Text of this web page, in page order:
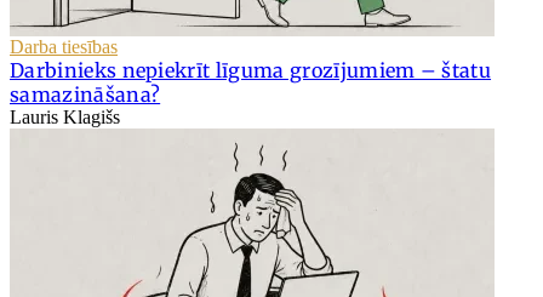
Darba tiesības
Darbinieks nepiekrīt līguma grozījumiem – štatu
samazināšana?
Lauris Klagišs